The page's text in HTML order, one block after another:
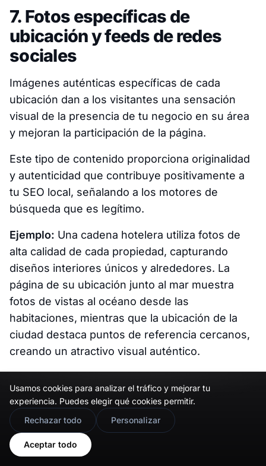
7. Fotos específicas de
ubicación y feeds de redes
sociales
Imágenes auténticas específicas de cada
ubicación dan a los visitantes una sensación
visual de la presencia de tu negocio en su área
y mejoran la participación de la página.
Este tipo de contenido proporciona originalidad
y autenticidad que contribuye positivamente a
tu SEO local, señalando a los motores de
búsqueda que es legítimo.
Ejemplo: Una cadena hotelera utiliza fotos de
alta calidad de cada propiedad, capturando
diseños interiores únicos y alrededores. La
página de su ubicación junto al mar muestra
fotos de vistas al océano desde las
habitaciones, mientras que la ubicación de la
ciudad destaca puntos de referencia cercanos,
creando un atractivo visual auténtico.
Consejo profesional:Usa imágenes que
destaquen características únicas de cada
ubicación, como decoración local,
productos populares o alrededores
Usamos cookies para analizar el tráfico y mejorar tu
experiencia. Puedes elegir qué cookies permitir.
Rechazar todo
Personalizar
Aceptar todo
🇬🇧 Would you prefer this site in English?
View in English